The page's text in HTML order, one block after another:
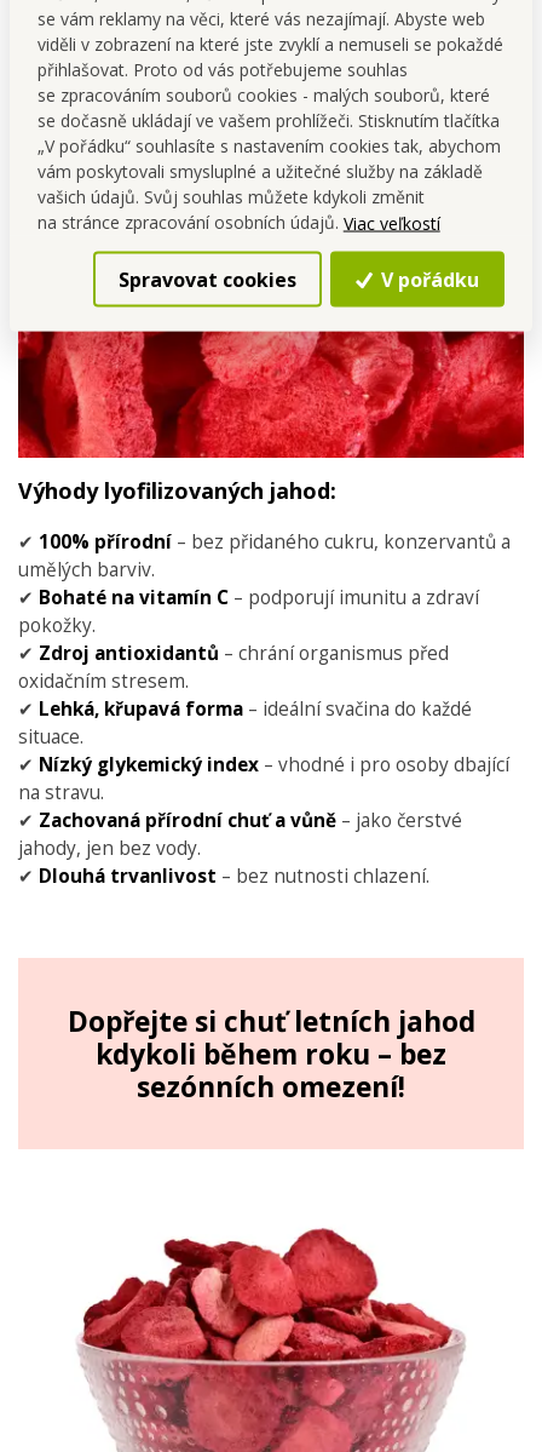
se vám reklamy na věci, které vás nezajímají. Abyste web
viděli v zobrazení na které jste zvyklí a nemuseli se pokaždé
přihlašovat. Proto od vás potřebujeme souhlas
se zpracováním souborů cookies - malých souborů, které
se dočasně ukládají ve vašem prohlížeči. Stisknutím tlačítka
„V pořádku“ souhlasíte s nastavením cookies tak, abychom
vám poskytovali smysluplné a užitečné služby na základě
vašich údajů. Svůj souhlas můžete kdykoli změnit
na stránce zpracování osobních údajů. Viac veľkostí
Spravovat cookies V pořádku
Výhody lyofilizovaných jahod:
✔ 100% přírodní – bez přidaného cukru, konzervantů a
umělých barviv.
✔ Bohaté na vitamín C – podporují imunitu a zdraví
pokožky.
✔ Zdroj antioxidantů – chrání organismus před
oxidačním stresem.
✔ Lehká, křupavá forma – ideální svačina do každé
situace.
✔ Nízký glykemický index – vhodné i pro osoby dbající
na stravu.
✔ Zachovaná přírodní chuť a vůně – jako čerstvé
jahody, jen bez vody.
✔ Dlouhá trvanlivost – bez nutnosti chlazení.
Dopřejte si chuť letních jahod
kdykoli během roku – bez
sezónních omezení!